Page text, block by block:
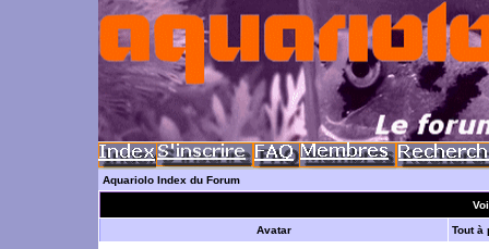
Aquariolo Index du Forum
Avatar Tout à